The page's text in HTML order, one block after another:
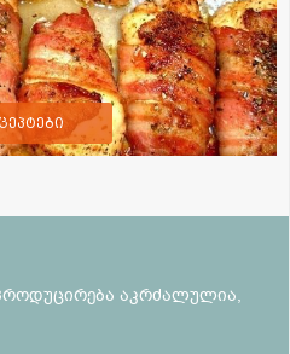
აკრძალულია,